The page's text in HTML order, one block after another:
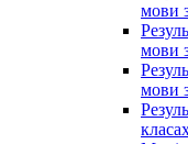
мови
мови
мови